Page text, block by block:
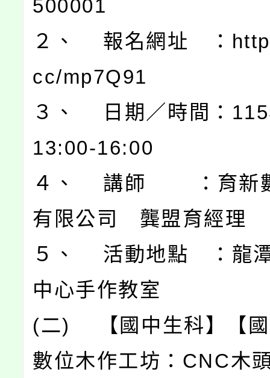
500001
２、 報名網址 ：
cc/mp7Q91
３、 日期／時間：
13:00-16:00
４、 講師 ：育新
有限公司 龔盟育經理
５、 活動地點 ：龍
中心手作教室
(二) 【國中生科】【國
數位木作工坊：CNC木